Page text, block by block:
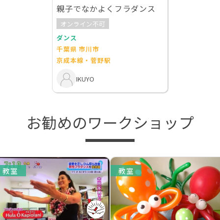
親子でなかよくフラダンス
オンライン不可
ダンス
千葉県 市川市
京成本線・菅野駅
IKUYO
お勧めのワークショップ
教室 教室